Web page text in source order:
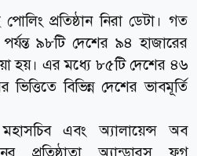
প্রতিষ্ঠান নিরা ডেটা। গত
৯৮টি দেশের ৯৪ হাজারের
হয়। এর মধ্যে ৮৫টি দেশের ৪৬
বিভিন্ন দেশের ভাবমূর্তি
এবং অ্যালায়েন্স অব